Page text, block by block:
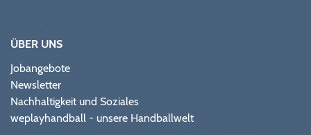
ÜBER UNS
Jobangebote
Newsletter
Nachhaltigkeit und Soziales
weplayhandball - unsere Handballwelt